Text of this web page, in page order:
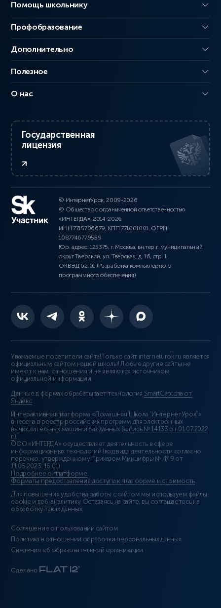
Помощь школьнику
Профобразование
Дополнительно
Полезное
О нас
Государственная
лицензия
© ИнтернетУрок, 2009-2026
© Общество с ограниченной ответственностью
«ИНТЕРДА», 2014-2026
ИНН 7715706679, КПП 771001001, ОГРН
1087746779559
Юр. адрес: 125375, г. Москва, вн.тер.г. муниципальный
округ Тверской, ул. Тверская, д. 16, стр. 1
ОКВЭД 62.01 (Разработка компьютерного
программного обеспечения)
Уважаемые посетители сайта! Только сайт interneturok.ru является
официальным сайтом нашей школы! Любые другие сайты не
имеют к нам отношения и не являются источником
официальной информации.
Данные в формах обрабатывает технология SmartCaptcha от
Яндекс
Интерактивная платформа «Домашняя Школа “ИнтернетУрок”»
внесена в реестр российских программ для электронных
вычислительных машин и баз данных (запись № 14133 от 01.07.2022
г.).
ООО «ИНТЕРДА» осуществляет деятельность в сфере
информационных технологий (код вида деятельности согласно
перечню, утверждённому Приказом Минцифры № 449 от
11.05.2023: 16.01)
Подробнее о платформе.
Форматы предоставления доступа к платформе и стоимость.
Для повышения удобства работы с сайтом мы используем файлы
cookie и веб-аналитику. Оставаясь на сайте, вы соглашаетесь на
обработку таких данных.
Соглашение о пользовании сайтом
Политика в отношении обработки персональных данных
Сведения об образовательной организации